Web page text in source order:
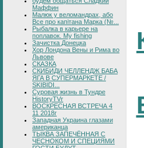
Маффин
Малюк у веломандрах, або
Все про капітана Марка (№...
Рыбалка в карьере на
поплавок. My fishing
Зачистка Донецка
Хор Лондона Вены и Рима во
Львове
СКАЗКА
СКИБИДИ ЧЕЛЛЕНДЖ БАБА
ЯГА В СУПЕРМАРКЕТЕ /
SKIBIDI...
Суровая жизнь в Тундре
HistoryTVr
ВОСКРЕСНАЯ ВСТРЕЧА 4
11 2018г
Западная Украина глазами
американца
ТЫКВА ЗАПЕЧЁННАЯ С
ЧЕСНОКОМ И СПЕЦИЯМИ